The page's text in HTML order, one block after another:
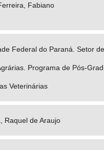
Fabiano
Federal do Paraná. Setor de
Programa de Pós-
Veterinárias
Raquel de Araujo